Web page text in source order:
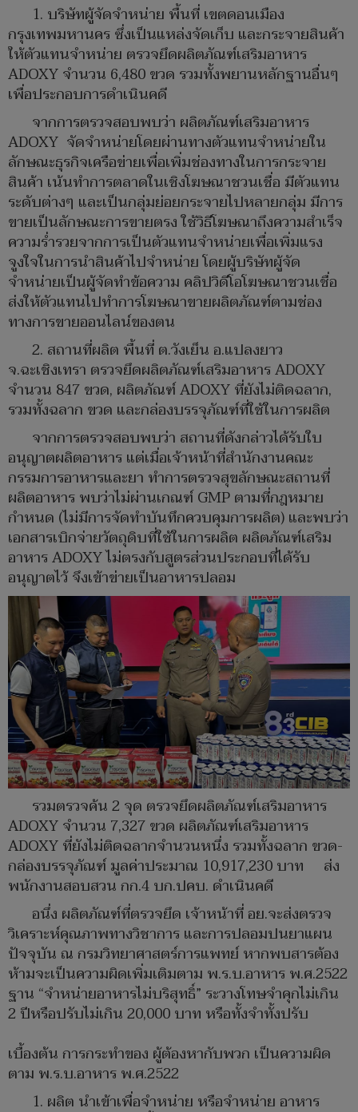
1. บริษัทผู้จัดจำหน่าย พื้นที่ เขตดอนเมือง
กรุงเทพมหานคร ซึ่งเป็นแหล่งจัดเก็บ และกระจายสินค้า
ให้ตัวแทนจำหน่าย ตรวจยึดผลิตภัณฑ์เสริมอาหาร
ADOXY จำนวน 6,480 ขวด รวมทั้งพยานหลักฐานอื่นๆ
เพื่อประกอบการดำเนินคดี
จากการตรวจสอบพบว่า ผลิตภัณฑ์เสริมอาหาร
ADOXY จัดจำหน่ายโดยผ่านทางตัวแทนจำหน่ายใน
ลักษณะธุรกิจเครือข่ายเพื่อเพิ่มช่องทางในการกระจาย
สินค้า เน้นทำการตลาดในเชิงโฆษณาชวนเชื่อ มีตัวแทน
ระดับต่างๆ และเป็นกลุ่มย่อยกระจายไปหลายกลุ่ม มีการ
ขายเป็นลักษณะการขายตรง ใช้วิธีโฆษณาถึงความสำเร็จ
ความร่ำรวยจากการเป็นตัวแทนจำหน่ายเพื่อเพิ่มแรง
จูงใจในการนำสินค้าไปจำหน่าย โดยผู้บริษัทผู้จัด
จำหน่ายเป็นผู้จัดทำข้อความ คลิปวิดีโอโฆษณาชวนเชื่อ
ส่งให้ตัวแทนไปทำการโฆษณาขายผลิตภัณฑ์ตามช่อง
ทางการขายออนไลน์ของตน
2. สถานที่ผลิต พื้นที่ ต.วังเย็น อ.แปลงยาว
จ.ฉะเชิงเทรา ตรวจยึดผลิตภัณฑ์เสริมอาหาร ADOXY
จำนวน 847 ขวด, ผลิตภัณฑ์ ADOXY ที่ยังไม่ติดฉลาก,
รวมทั้งฉลาก ขวด และกล่องบรรจุภัณฑ์ที่ใช้ในการผลิต
จากการตรวจสอบพบว่า สถานที่ดังกล่าวได้รับใบ
อนุญาตผลิตอาหาร แต่เมื่อเจ้าหน้าที่สำนักงานคณะ
กรรมการอาหารและยา ทำการตรวจสุขลักษณะสถานที่
ผลิตอาหาร พบว่าไม่ผ่านเกณฑ์ GMP ตามที่กฎหมาย
กำหนด (ไม่มีการจัดทำบันทึกควบคุมการผลิต) และพบว่า
เอกสารเบิกจ่ายวัตถุดิบที่ใช้ในการผลิต ผลิตภัณฑ์เสริม
อาหาร ADOXY ไม่ตรงกับสูตรส่วนประกอบที่ได้รับ
อนุญาตไว้ จึงเข้าข่ายเป็นอาหารปลอม
รวมตรวจค้น 2 จุด ตรวจยึดผลิตภัณฑ์เสริมอาหาร
ADOXY จำนวน 7,327 ขวด ผลิตภัณฑ์เสริมอาหาร
ADOXY ที่ยังไม่ติดฉลากจำนวนหนึ่ง รวมทั้งฉลาก ขวด-
กล่องบรรจุภัณฑ์ มูลค่าประมาณ 10,917,230 บาท ส่ง
พนักงานสอบสวน กก.4 บก.ปคบ. ดำเนินคดี
อนึ่ง ผลิตภัณฑ์ที่ตรวจยึด เจ้าหน้าที่ อย.จะส่งตรวจ
วิเคราะห์คุณภาพทางวิชาการ และการปลอมปนยาแผน
ปัจจุบัน ณ กรมวิทยาศาสตร์การแพทย์ หากพบสารต้อง
ห้ามจะเป็นความผิดเพิ่มเติมตาม พ.ร.บ.อาหาร พ.ศ.2522
ฐาน “จำหน่ายอาหารไม่บริสุทธิ์” ระวางโทษจําคุกไม่เกิน
2 ปีหรือปรับไม่เกิน 20,000 บาท หรือทั้งจําทั้งปรับ
เบื้องต้น การกระทำของ ผู้ต้องหากับพวก เป็นความผิด
ตาม พ.ร.บ.อาหาร พ.ศ.2522
1. ผลิต นำเข้าเพื่อจำหน่าย หรือจำหน่าย อาหาร